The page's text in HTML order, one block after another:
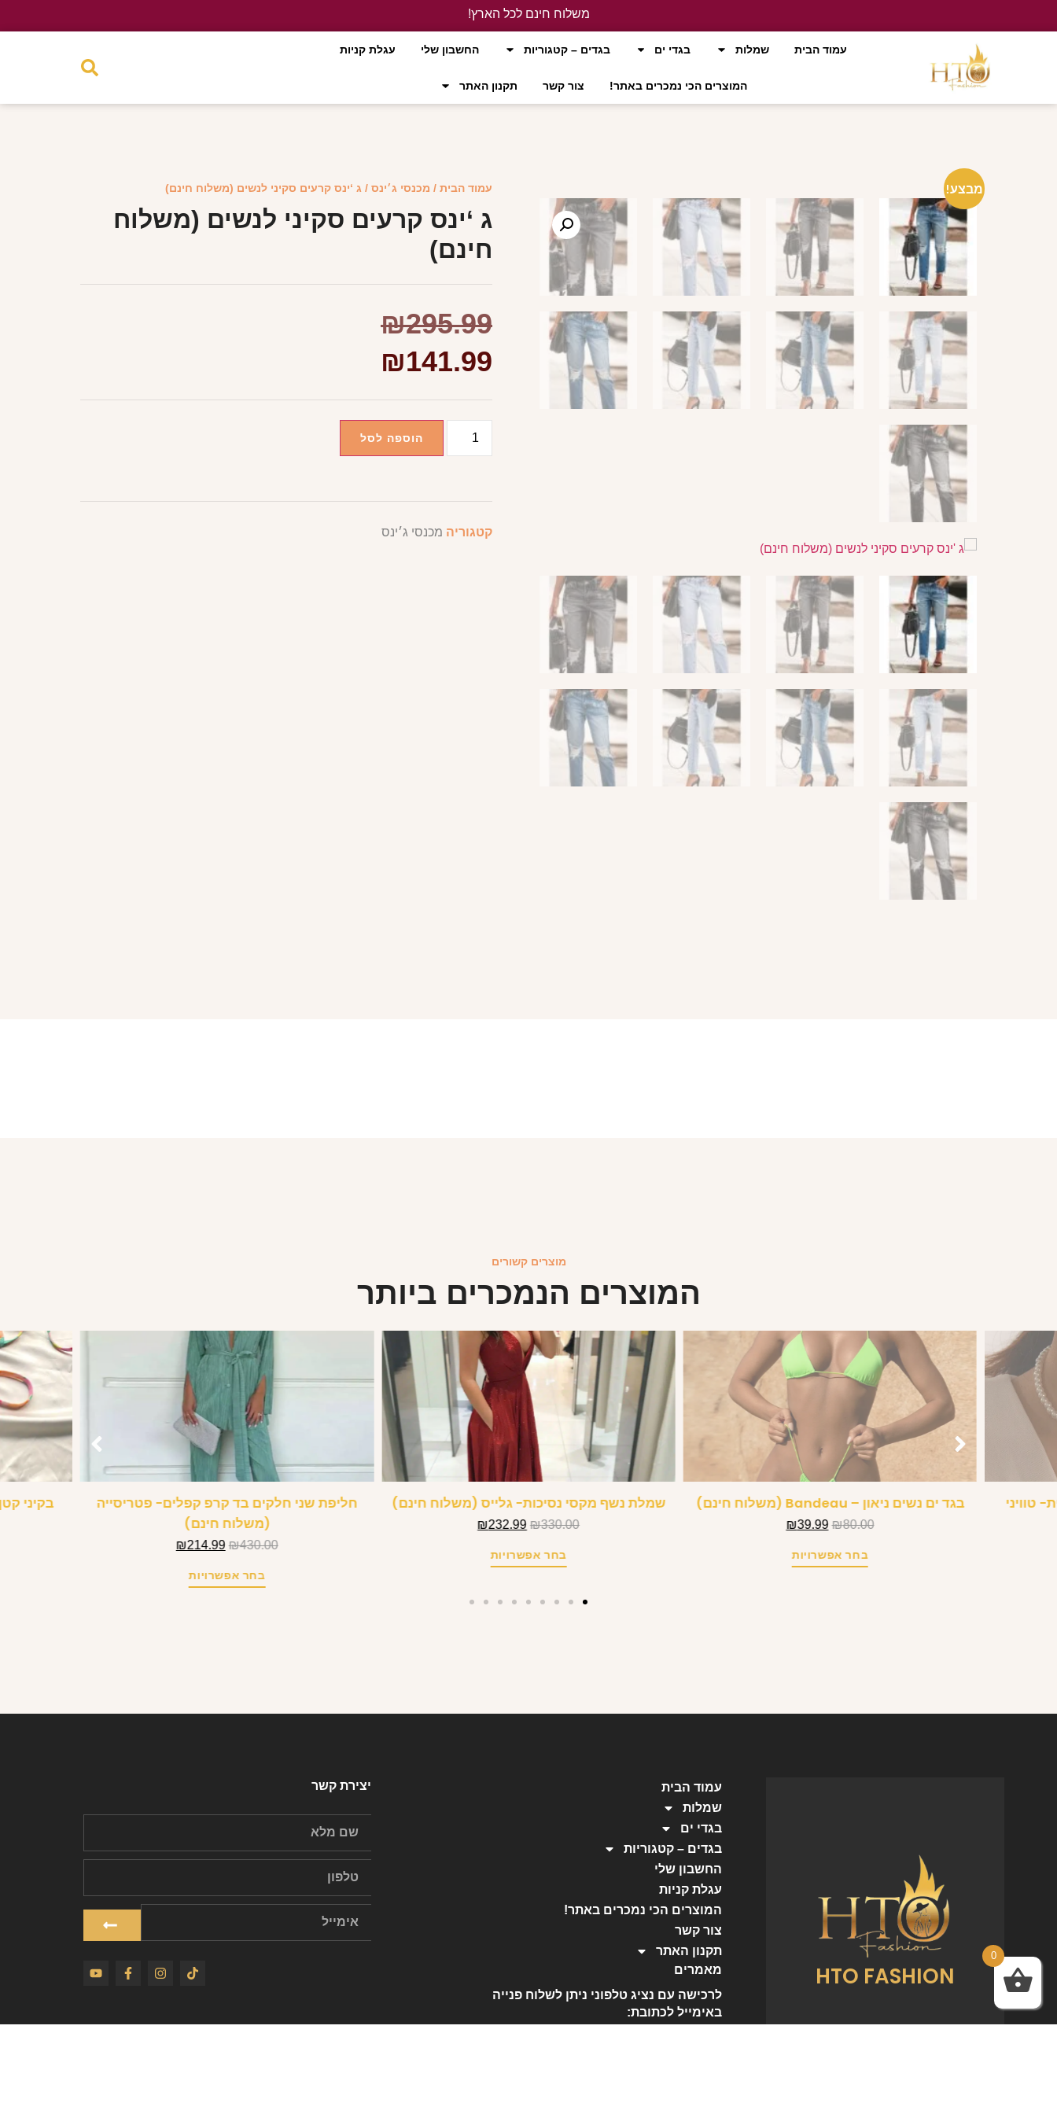
משלוח חינם לכל הארץ!
עמוד הבית
שמלות בגדי ים בגדים – קטגוריות החשבון שלי עגלת קניות
המוצרים הכי נמכרים באתר! צור קשר תקנון האתר
מבצע! עמוד הבית / מכנסי ג׳ינס / ג ‘ינס קרעים סקיני לנשים (משלוח חינם)
ג ‘ינס קרעים סקיני לנשים (משלוח
חינם)
₪295.99
₪141.99
הוספה לסל
קטגוריה מכנסי ג׳ינס
מוצרים קשורים
המוצרים הנמכרים ביותר
טוויני בגד ים נשים ניאון – Bandeau (משלוח חינם)
₪80.00
₪39.99
בחר אפשרויות
שמלת נשף מקסי נסיכות- גלייס (משלוח חינם)
₪330.00
₪232.99
בחר אפשרויות
חליפת שני חלקים בד קרפ קפלים- פטריסייה
(משלוח חינם)
₪430.00
₪214.99
בחר אפשרויות
בקיני
HTO FASHION
עמוד הבית
שמלות
בגדי ים
בגדים – קטגוריות
החשבון שלי
עגלת קניות
המוצרים הכי נמכרים באתר!
צור קשר
תקנון האתר
מאמרים
לרכישה עם נציג טלפוני ניתן לשלוח פנייה
באימייל לכתובת:
יצירת קשר
0